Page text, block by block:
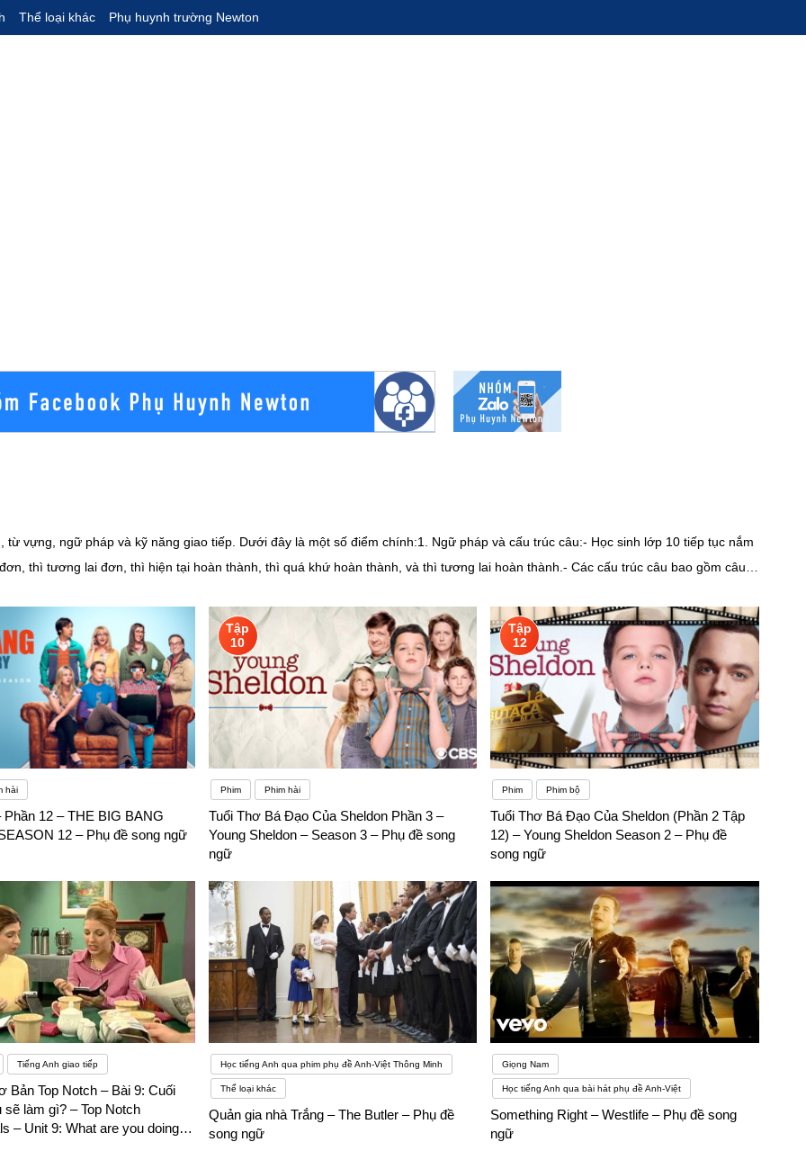
Thể loại khác Phụ huynh trường Newton
vựng, ngữ pháp và kỹ năng giao tiếp. Dưới đây là một số điểm chính:1. Ngữ pháp và cấu trúc câu:- Học sinh lớp 10 tiếp tục nắm
thì tương lai đơn, thì hiện tại hoàn thành, thì quá khứ hoàn thành, và thì tương lai hoàn thành.- Các cấu trúc câu bao gồm câu
thông tin chi tiết, và suy luận ý chính từ các đoạn văn. 3. Kỹ năng viết và giao tiếp:- Học sinh cần viết các
giao tiếp bao gồm việc tham gia các cuộc trò chuyện, thảo luận, và thuyết trình. 4. Luyện nghe và phát âm:- Học
họ tự tin trong giao tiếp. Tóm lại, Tiếng Anh lớp 10 là giai đoạn quan trọng để xây dựng nền
nghe qua việc xem phim, video, và nghe các bài hát tiếng AnhLợi ích: Luyện nghe qua việc xem phim, video, và nghe các bài hát
Tiếng Anh Không Nhàm Chán: 05 Cách Học Thú VịHọc tiếng Anh không nhất thiết phải chán và sáo rỗng. Dưới đây là 05 cách học
trực tuyến hoặc trên điện thoại với nội dung học tiếng
và học hỏi từ họ. Hãy thử những cách này và tận hưởng việc học tiếng Anh một cách thú
rèn luyện biên dịch, phiên dịch hai chiều đồng thời các bạn sinh viên cũng sẽ được học tập những kiến thức tổng hợp về các
về kinh tế, tài chính ngân hàng, xuất nhập khẩu…. và các kỹ năng thuyết trình, giao tiếp kinh doanh,… đây cũng là tiền đề giúp
học
hài
12 – THE BIG BANG
12 – Phụ đề song ngữ
Tập
10
Phim Phim hài
Tuổi Thơ Bá Đạo Của Sheldon Phần 3 –
Young Sheldon – Season 3 – Phụ đề song
ngữ
Tập
12
Phim Phim bộ
Tuổi Thơ Bá Đạo Của Sheldon (Phần 2 Tập
12) – Young Sheldon Season 2 – Phụ đề
song ngữ
Tiếng Anh giao tiếp
Bản Top Notch – Bài 9: Cuối
sẽ làm gì? – Top Notch
– Unit 9: What are you doing
Học tiếng Anh qua phim phụ đề Anh-Việt Thông Minh
Thể loại khác
Quản gia nhà Trắng – The Butler – Phụ đề
song ngữ
Giọng Nam
Học tiếng Anh qua bài hát phụ đề Anh-Việt
Something Right – Westlife – Phụ đề song
ngữ